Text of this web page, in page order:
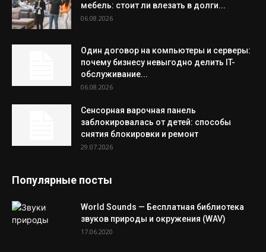
мебель: стоит ли влезать в долги...
06.08.2026
Один договор на компьютеры и серверы:
почему бизнесу невыгодно делить IT-
обслуживание...
06.08.2026
Сенсорная варочная панель
заблокировалась от детей: способы
снятия блокировки и ремонт
29.07.2026
Популярные посты
World Sounds — Бесплатная библиотека
звуков природы и окружения (WAV)
17.06.2020